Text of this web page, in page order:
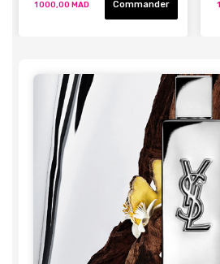
1 000,00 MAD Commander